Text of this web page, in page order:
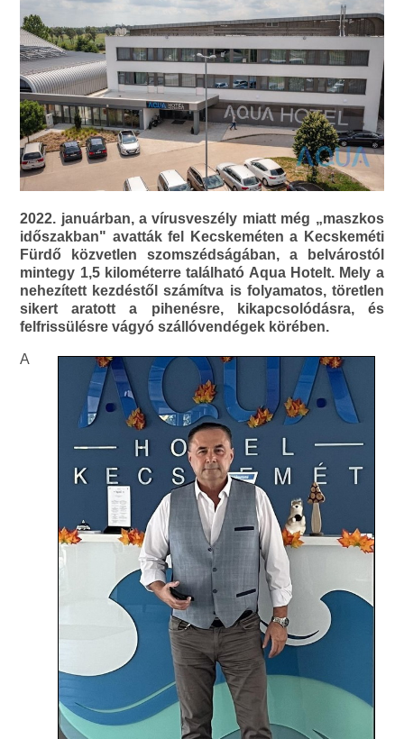
2022. januárban, a vírusveszély miatt még „maszkos
időszakban" avatták fel Kecskeméten a Kecskeméti
Fürdő közvetlen szomszédságában, a belvárostól
mintegy 1,5 kilométerre található Aqua Hotelt. Mely a
nehezített kezdéstől számítva is folyamatos, töretlen
sikert aratott a pihenésre, kikapcsolódásra, és
felfrissülésre vágyó szállóvendégek körében.
A